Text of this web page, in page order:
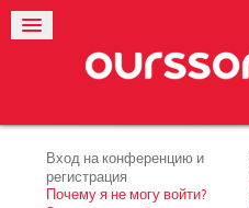
Вход на конференцию и
регистрация
Почему я не могу войти?